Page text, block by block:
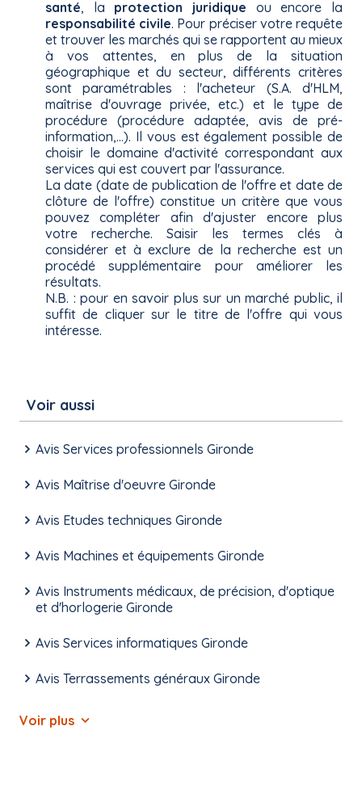
santé, la protection juridique ou encore la
responsabilité civile. Pour préciser votre requête
et trouver les marchés qui se rapportent au mieux
à vos attentes, en plus de la situation
géographique et du secteur, différents critères
sont paramétrables : l'acheteur (S.A. d'HLM,
maîtrise d'ouvrage privée, etc.) et le type de
procédure (procédure adaptée, avis de pré-
information,...). Il vous est également possible de
choisir le domaine d'activité correspondant aux
services qui est couvert par l'assurance.
La date (date de publication de l'offre et date de
clôture de l'offre) constitue un critère que vous
pouvez compléter afin d'ajuster encore plus
votre recherche. Saisir les termes clés à
considérer et à exclure de la recherche est un
procédé supplémentaire pour améliorer les
résultats.
N.B. : pour en savoir plus sur un marché public, il
suffit de cliquer sur le titre de l'offre qui vous
intéresse.
Voir aussi
Avis Services professionnels Gironde
Avis Maîtrise d'oeuvre Gironde
Avis Etudes techniques Gironde
Avis Machines et équipements Gironde
Avis Instruments médicaux, de précision, d'optique
et d'horlogerie Gironde
Avis Services informatiques Gironde
Avis Terrassements généraux Gironde
Voir plus